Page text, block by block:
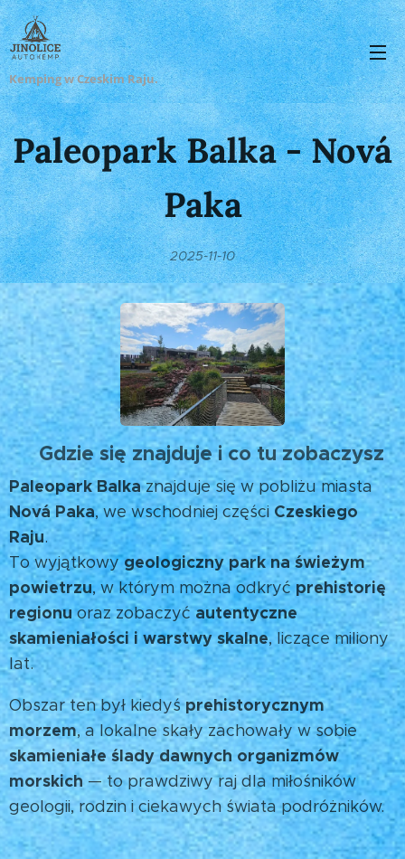
Kemping w Czeskim Raju.
Paleopark Balka - Nová
Paka
2025-11-10
📍Gdzie się znajduje i co tu zobaczysz
Paleopark Balkaznajduje się w pobliżu miasta
Nová Paka, we wschodniej części Czeskiego
Raju.
To wyjątkowygeologiczny park na świeżym
powietrzu, w którym można odkryćprehistorię
regionuoraz zobaczyćautentyczne
skamieniałości i warstwy skalne, liczące miliony
lat.
Obszar ten był kiedyśprehistorycznym
morzem, a lokalne skały zachowały w sobie
skamieniałe ślady dawnych organizmów
morskich — to prawdziwy raj dla miłośników
geologii, rodzin i ciekawych świata podróżników.
🌍